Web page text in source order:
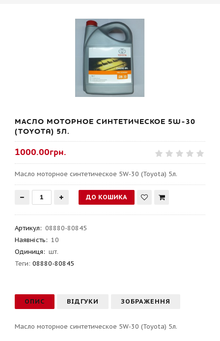
МАСЛО МОТОРНОЕ СИНТЕТИЧЕСКОЕ 5W-30
(TOYOTA) 5Л.
1000.00грн.
Масло моторное синтетическое 5W-30 (Toyota) 5л.
Артикул: 08880-80845
Наявність: 10
Одиниця: шт.
Теги: 08880-80845
ОПИС ВІДГУКИ ЗОБРАЖЕННЯ
Масло моторное синтетическое 5W-30 (Toyota) 5л.